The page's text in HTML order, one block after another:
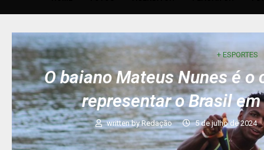
+ ESPORTES
O baiano Mateus Nunes é
representar o Brasil
written byRedação 5 de julho de 2024